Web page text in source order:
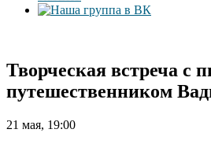
Творческая встреча с
путешественником
21 мая, 19:00